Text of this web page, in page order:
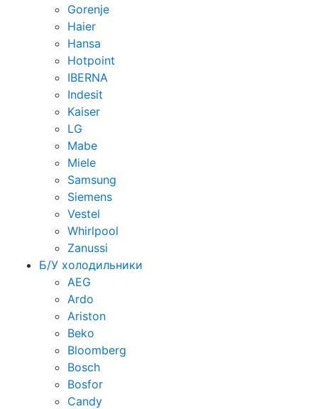
Gorenje
Haier
Hansa
Hotpoint
IBERNA
Indesit
Kaiser
LG
Mabe
Miele
Samsung
Siemens
Vestel
Whirlpool
Zanussi
Б/У холодильники
AEG
Ardo
Ariston
Beko
Bloomberg
Bosch
Bosfor
Candy